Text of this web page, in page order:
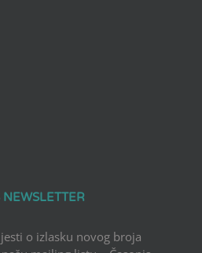
NEWSLETTER
o izlasku novog broja